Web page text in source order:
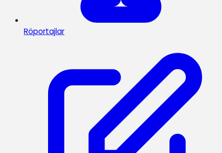
Röportajlar